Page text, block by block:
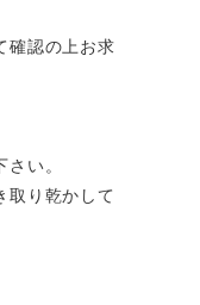
確認の上お求
い。
取り乾かして